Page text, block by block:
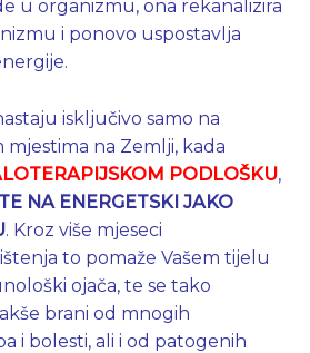
u organizmu, ona rekanalizira
i ponovo uspostavlja
isključivo samo na
na Zemlji, kada
PODLOŠKU,
NA ENERGETSKI JAKO
. Kroz više mjeseci
to pomaže Vašem tijelu
ojača, te se tako
brani od mnogih
i bolesti, ali i od patogenih